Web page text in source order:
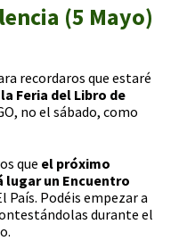
(5 Mayo)
recordaros que estaré
Feria del Libro de
no el sábado, como
que el próximo
lugar un Encuentro
País. Podéis empezar a
durante el